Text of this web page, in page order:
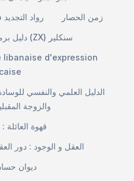
رواد التجديد في
زمن الحصار
دليل برمجة حاسب سبكتروم (ZX) سنكلير
libanaise d'expression
الدليل العلمي والنفسي
والزوجة
قهوة
العقل و الوجود : دور
ديوان